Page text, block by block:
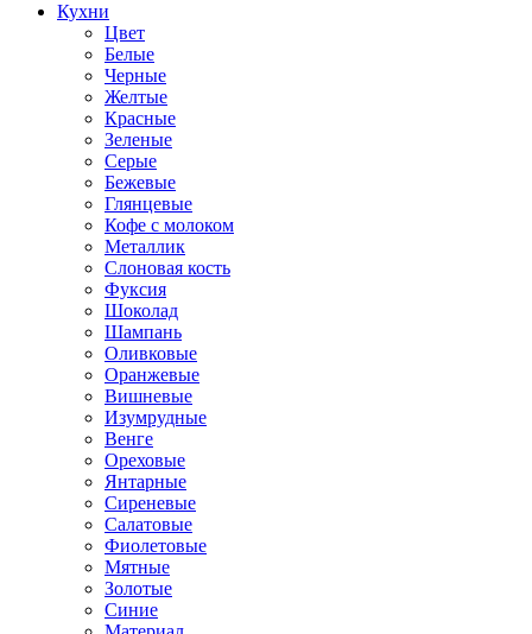
Кухни
Цвет
Белые
Черные
Желтые
Красные
Зеленые
Серые
Бежевые
Глянцевые
Кофе с молоком
Металлик
Слоновая кость
Фуксия
Шоколад
Шампань
Оливковые
Оранжевые
Вишневые
Изумрудные
Венге
Ореховые
Янтарные
Сиреневые
Салатовые
Фиолетовые
Мятные
Золотые
Синие